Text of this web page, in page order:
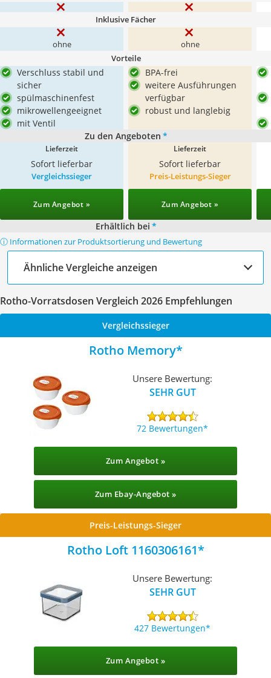
Inklusive Fächer
ohne ohne
Vorteile
Verschluss stabil und
sicher
spülmaschinenfest
mikrowellengeeignet
mit Ventil
BPA-frei
weitere Ausführungen
verfügbar
robust und langlebig
Zu den Angeboten *
Lieferzeit
Sofort lieferbar
Lieferzeit
Sofort lieferbar
Vergleichssieger
Zum Angebot »
Preis-Leistungs-Sieger
Zum Angebot »
Erhältlich bei *
ⓘ Informationen zur Produktsortierung und Bewertung
Ähnliche Vergleiche anzeigen
Rotho-Vorratsdosen Vergleich 2026 Empfehlungen
Vergleichssieger
Rotho Memory
Unsere Bewertung:
SEHR GUT
72 Bewertungen
Zum Angebot »
Zum Ebay-Angebot »
Preis-Leistungs-Sieger
Rotho Loft 1160306161
Unsere Bewertung:
SEHR GUT
427 Bewertungen
Zum Angebot »